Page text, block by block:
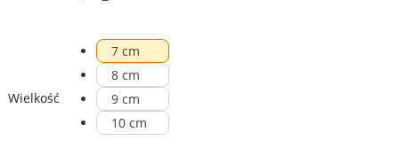
Wielkość
7 cm
8 cm
9 cm
10 cm